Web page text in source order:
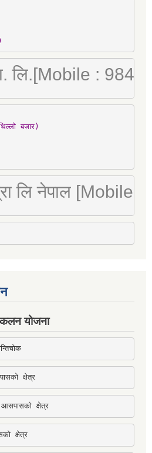
लि.[Mobile :
बजार)
लि नेपाल [Mobile
योजना
क्षेत्र
क्षेत्र
क्षेत्र